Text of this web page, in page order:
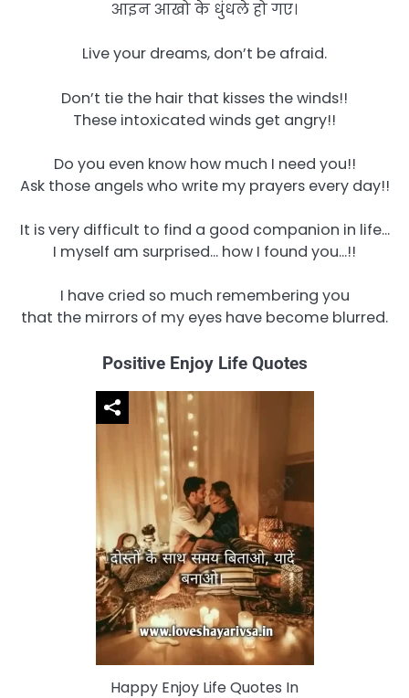
आइन आखो के धुंधले हो गए।
Live your dreams, don’t be afraid.
Don’t tie the hair that kisses the winds!!
These intoxicated winds get angry!!
Do you even know how much I need you!!
Ask those angels who write my prayers every day!!
It is very difficult to find a good companion in life…
I myself am surprised… how I found you…!!
I have cried so much remembering you
that the mirrors of my eyes have become blurred.
Positive Enjoy Life Quotes
Happy Enjoy Life Quotes In